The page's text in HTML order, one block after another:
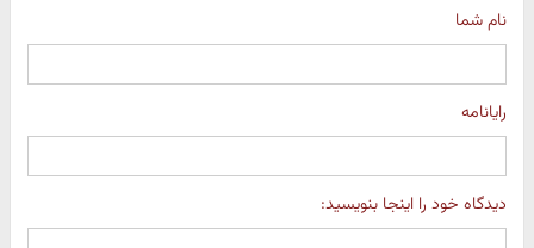
نام شما
رایانامه
دیدگاه خود را اینجا بنویسید: